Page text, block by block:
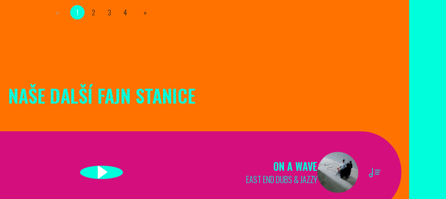
1 2 3 4
NAŠE DALŠÍ FAJN STANICE
ON A WAVE
EAST END DUBS & JAZZY